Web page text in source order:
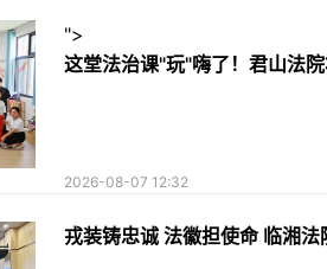
">
这堂法治课"玩"嗨了！君山法
2026-08-07 12:32
戎装铸忠诚 法徽担使命 临湘